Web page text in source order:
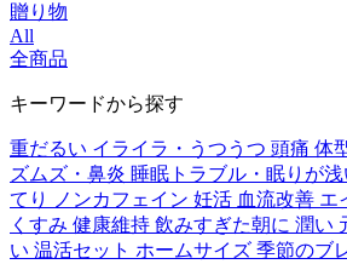
贈り物
All
全商品
キーワードから探す
重だるい イライラ・うつうつ 頭痛 体
ズムズ・鼻炎 睡眠トラブル・眠りが浅
てり
ノンカフェイン 妊活 血流改善 エ
くすみ 健康維持 飲みすぎた朝に 潤い
い 温活セット ホームサイズ 季節のブ